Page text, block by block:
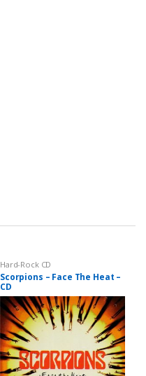
Hard-Rock CD
Scorpions – Face The Heat –
CD